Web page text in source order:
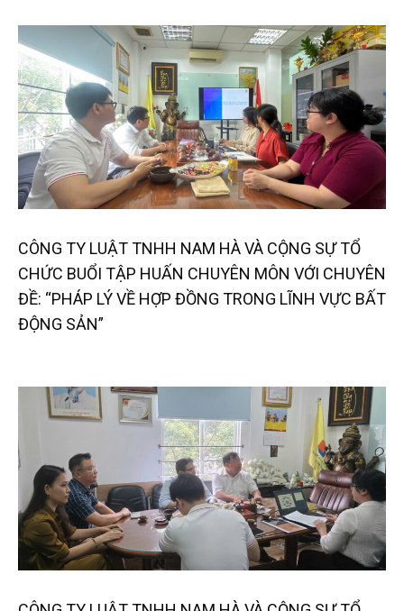
CÔNG TY LUẬT TNHH NAM HÀ VÀ CỘNG SỰ TỔ
CHỨC BUỔI TẬP HUẤN CHUYÊN MÔN VỚI CHUYÊN
ĐỀ: “PHÁP LÝ VỀ HỢP ĐỒNG TRONG LĨNH VỰC BẤT
ĐỘNG SẢN”